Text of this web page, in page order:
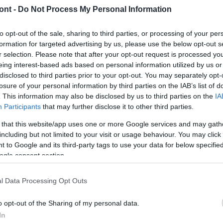
- Do Not Process My Personal Information
opt-out of the sale, sharing to third parties, or processing of your
for targeted advertising by us, please use the below opt-out
selection. Please note that after your opt-out request is processed
interest-based ads based on personal information utilized by us
to third parties prior to your opt-out. You may separately
of your personal information by third parties on the IAB’s list of
This information may also be disclosed by us to third parties on the
Participants that may further disclose it to other third parties.
that this website/app uses one or more Google services and may
but not limited to your visit or usage behaviour. You may
to Google and its third-party tags to use your data for below
consent section.
Data Processing Opt Outs
opt-out of the Sharing of my personal data.
szerint közlekednek, másnap már a
a MÁV Zrt. kedden az MTI-vel.
sokan kelnek majd útra, ezért a MÁV és a
az ünnepnapi közlekedési rendről.
használni az automatákat, az online
írták, hozzátéve, hogy az utasforgalom
vonatok szerelvényei a szokásosnál több
rendje is változik: kedden munka- és tanítási
munka- és tanítási napra érvényes menetrend
jén zárva tartanak, ezért az ezeket érintő